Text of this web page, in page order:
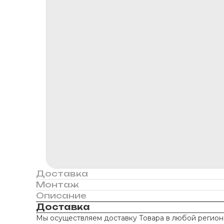
Доставка
Монтаж
Описание
Доставка
Мы осуществляем доставку Товара в любой